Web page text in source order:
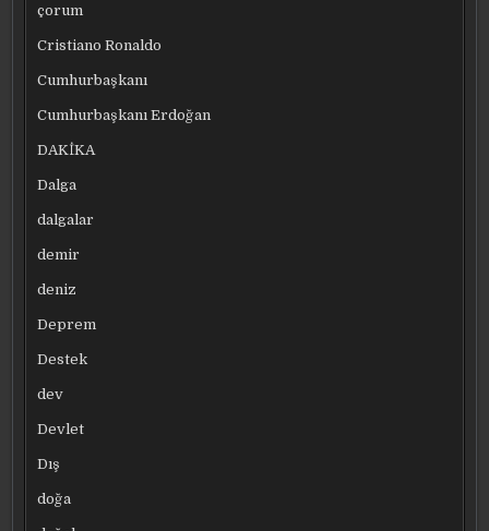
çorum
Cristiano Ronaldo
Cumhurbaşkanı
Cumhurbaşkanı Erdoğan
DAKİKA
Dalga
dalgalar
demir
deniz
Deprem
Destek
dev
Devlet
Dış
doğa